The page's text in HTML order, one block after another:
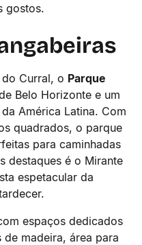
gostos.
Curral, o Parque
Belo Horizonte e um
América Latina. Com
quadrados, o parque
para caminhadas
destaques é o Mirante
espetacular da
espaços dedicados
madeira, área para